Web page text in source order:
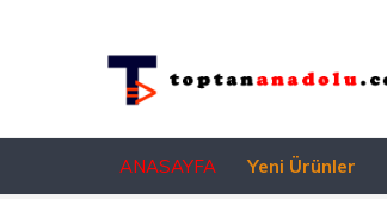
ANASAYFA Yeni Ürünler